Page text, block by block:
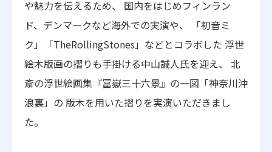
や魅力を伝えるため、 国内をはじめフィンラン
ド、デンマークなど海外での実演や、 「初音ミ
ク」「TheRollingStones」などとコラボした 浮世
絵木版画の摺りも手掛ける中山誠人氏を迎え、 北
斎の浮世絵画集『冨嶽三十六景』の一図「神奈川沖
浪裏」の 版木を用いた摺りを実演いただきまし
た。